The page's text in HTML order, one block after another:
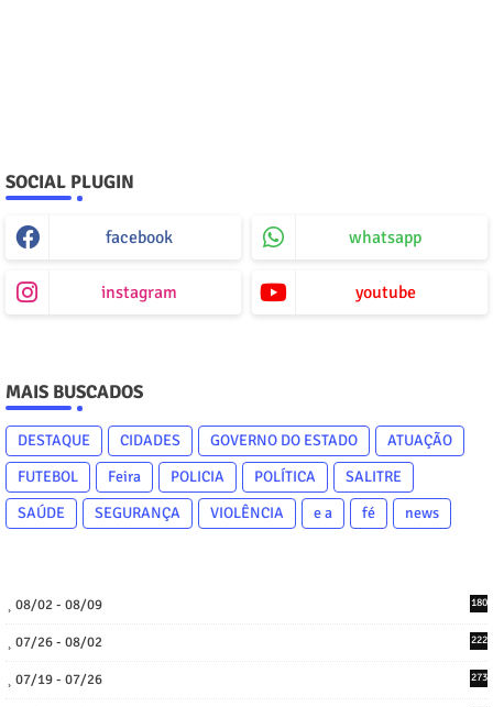
SOCIAL PLUGIN
facebook whatsapp
instagram youtube
MAIS BUSCADOS
DESTAQUE CIDADES GOVERNO DO ESTADO
ATUAÇÃO
FUTEBOL
Feira POLICIA POLÍTICA
SALITRE
SAÚDE
SEGURANÇA VIOLÊNCIA e a fé news
08/02 - 08/09 180
07/26 - 08/02 222
07/19 - 07/26 273